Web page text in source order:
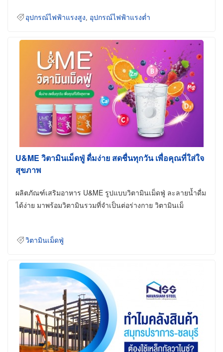
อุปกรณ์ไฟฟ้าแรงสูง อุปกรณ์ไฟฟ้าแรงต่ำ
U&ME วิตามินเม็ดฟู่ ดื่มง่าย สดชื่นทุกวัน เพื่อคุณที่ใส่ใจ
สุขภาพ
ผลิตภัณฑ์เสริมอาหาร U&ME รูปแบบวิตามินเม็ดฟู่ ละลายน้ำดื่ม
ได้ง่าย มาพร้อมวิตามินรวมที่จำเป็นต่อร่างกาย วิตามินเม็
วิตามินเม็ดฟู่